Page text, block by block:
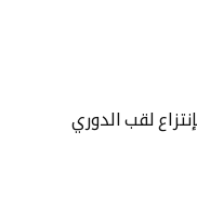
لقب الدوري